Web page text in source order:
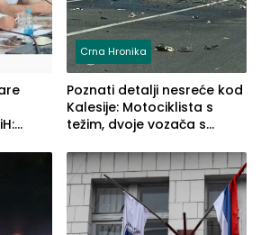
Crna Hronika
Poznati detalji nesreće kod
Kalesije: Motociklista s
težim, dvoje vozača s